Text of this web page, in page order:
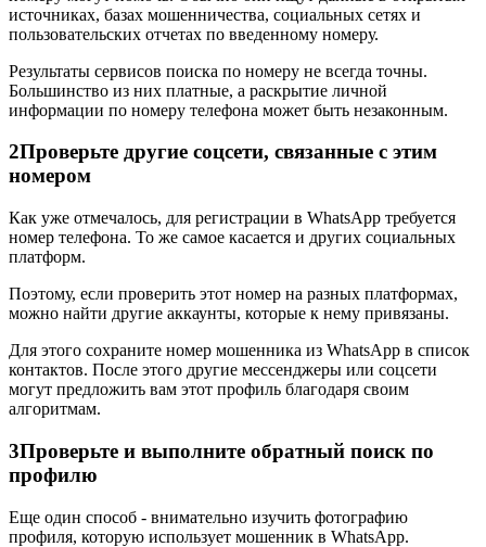
источниках, базах мошенничества, социальных сетях и
пользовательских отчетах по введенному номеру.
Результаты сервисов поиска по номеру не всегда точны.
Большинство из них платные, а раскрытие личной
информации по номеру телефона может быть незаконным.
2Проверьте другие соцсети, связанные с этим
номером
Как уже отмечалось, для регистрации в WhatsApp требуется
номер телефона. То же самое касается и других социальных
платформ.
Поэтому, если проверить этот номер на разных платформах,
можно найти другие аккаунты, которые к нему привязаны.
Для этого сохраните номер мошенника из WhatsApp в список
контактов. После этого другие мессенджеры или соцсети
могут предложить вам этот профиль благодаря своим
алгоритмам.
3Проверьте и выполните обратный поиск по
профилю
Еще один способ - внимательно изучить фотографию
профиля, которую использует мошенник в WhatsApp.